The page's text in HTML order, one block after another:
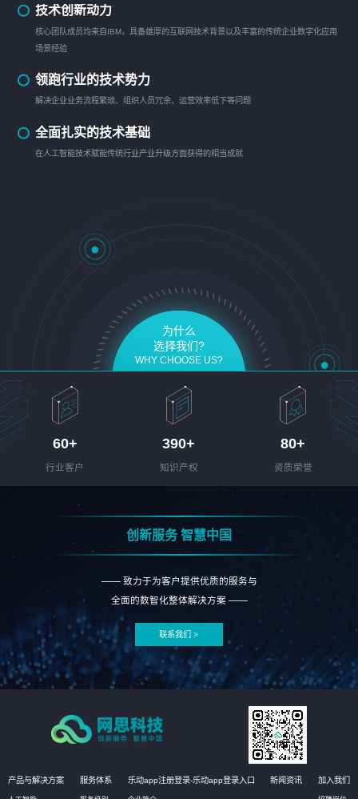
技术创新动力
核心团队成员均来自IBM，具备雄厚的互联网技术背景以及丰富的传统企业数字化应用
场景经验
领跑行业的技术势力
解决企业业务流程繁琐、组织人员冗余、运营效率低下等问题
全面扎实的技术基础
在人工智能技术赋能传统行业产业升级方面获得的相当成就
为什么
选择我们?
WHY CHOOSE US?
60+
行业客户
390+
知识产权
80+
资质荣誉
创新服务 智慧中国
—— 致力于为客户提供优质的服务与
全面的数智化整体解决方案 ——
联系我们 >
产品与解决方案 服务体系 乐动app注册登录-乐动app登录入口 新闻资讯 加入我们